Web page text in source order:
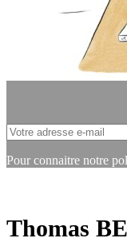
Pour connaitre notre
Thomas